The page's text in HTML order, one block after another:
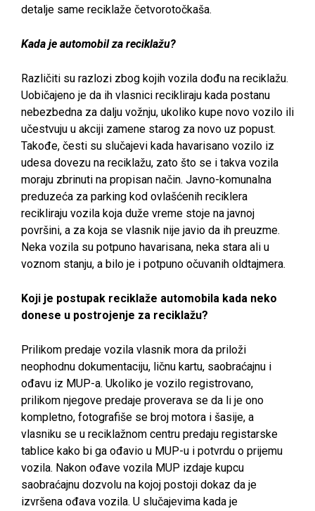
detalje same reciklaže četvorotočkaša.
Kada je automobil za reciklažu?
Različiti su razlozi zbog kojih vozila dođu na reciklažu.
Uobičajeno je da ih vlasnici recikliraju kada postanu
nebezbedna za dalju vožnju, ukoliko kupe novo vozilo ili
učestvuju u akciji zamene starog za novo uz popust.
Takođe, česti su slučajevi kada havarisano vozilo iz
udesa dovezu na reciklažu, zato što se i takva vozila
moraju zbrinuti na propisan način. Javno-komunalna
preduzeća za parking kod ovlašćenih reciklera
recikliraju vozila koja duže vreme stoje na javnoj
površini, a za koja se vlasnik nije javio da ih preuzme.
Neka vozila su potpuno havarisana, neka stara ali u
voznom stanju, a bilo je i potpuno očuvanih oldtajmera.
Koji je postupak reciklaže automobila kada neko
donese u postrojenje za reciklažu?
Prilikom predaje vozila vlasnik mora da priloži
neophodnu dokumentaciju, ličnu kartu, saobraćajnu i
ođavu iz MUP-a. Ukoliko je vozilo registrovano,
prilikom njegove predaje proverava se da li je ono
kompletno, fotografiše se broj motora i šasije, a
vlasniku se u reciklažnom centru predaju registarske
tablice kako bi ga ođavio u MUP-u i potvrdu o prijemu
vozila. Nakon ođave vozila MUP izdaje kupcu
saobraćajnu dozvolu na kojoj postoji dokaz da je
izvršena ođava vozila. U slučajevima kada je